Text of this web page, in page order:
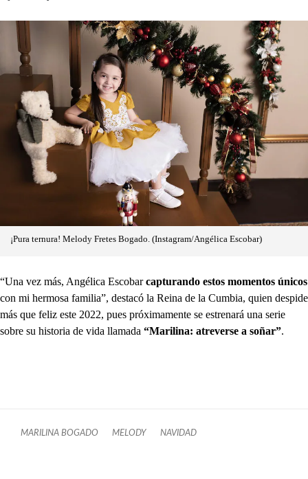
¡Pura ternura! Melody Fretes Bogado. (Instagram/Angélica Escobar)
“Una vez más, Angélica Escobarcapturando estos momentos únicos
con mi hermosa familia”, destacó la Reina de la Cumbia, quien despide
más que feliz este 2022, pues próximamente se estrenará una serie
sobre su historia de vida llamada “Marilina: atreverse a soñar”.
MARILINA BOGADO MELODY NAVIDAD